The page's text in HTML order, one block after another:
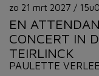
zo 21 mrt 2027 /
EN
CONCERT IN
TEIRLINCK
PAULETTE VERLEE